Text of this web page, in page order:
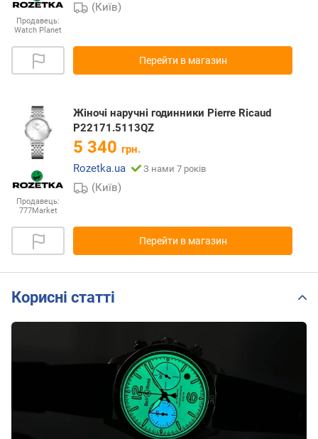
Продавець:
Watch Planet
(Київ)
Перейти в магазин
Продавець:
777Market
Жіночі наручні годинники Pierre Ricaud
P22171.5113QZ
5 340 грн.
Rozetka.ua
З нами 7 років
(Київ)
Перейти в магазин
Корисні статті